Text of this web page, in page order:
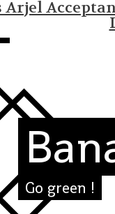
Go green !